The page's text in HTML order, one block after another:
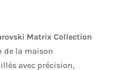
Matrix Collection
de la maison
avec précision,